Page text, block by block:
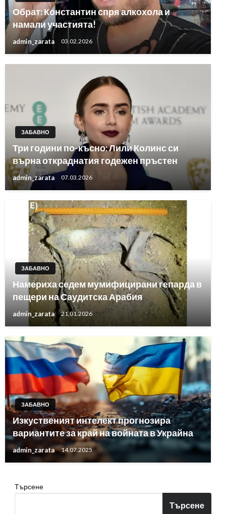
Обрат: Константин спря алкохола и
намали участията!
admin_zarata 03.02.2026
ЗАБАВНО
Три години по-късно: Лили Колинс си
върна откраднатия годежен пръстен
admin_zarata 07.03.2026
ЗАБАВНО
Намериха седем мумифицирани гепарда в
пещери на Саудитска Арабия
admin_zarata 21.01.2026
ЗАБАВНО
Изкуственият интелект прогнозира
вариантите за край на войната в Украйна
admin_zarata 14.07.2025
Търсене
Търсене